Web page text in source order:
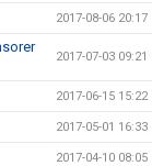
2017-08-06 20:17
2017-07-03 09:21
2017-06-15 15:22
2017-05-01 16:33
2017-04-10 08:05